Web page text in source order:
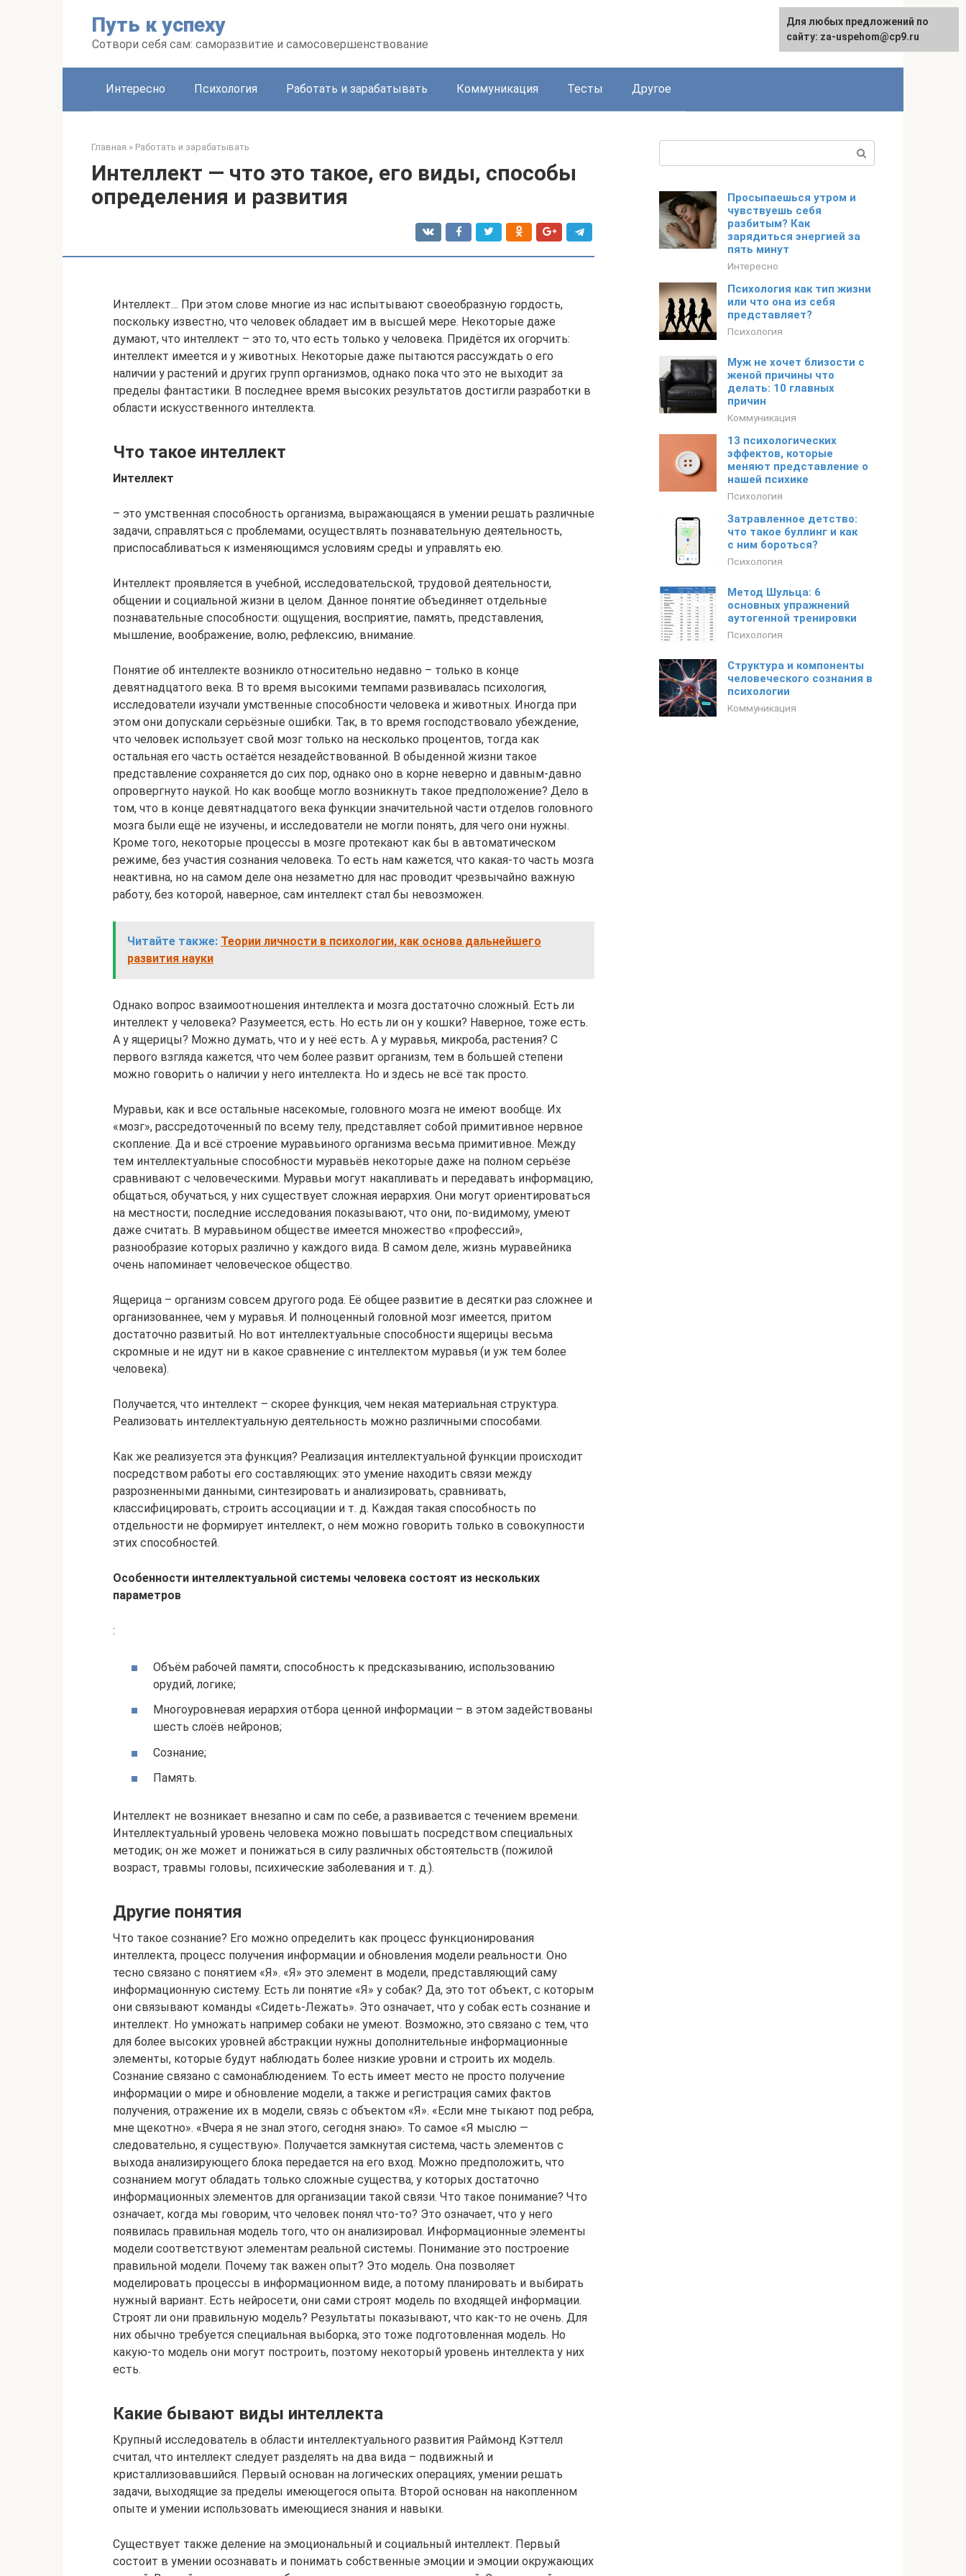
Путь к успеху
Сотвори себя сам: саморазвитие и самосовершенствование
English
Интересно Психология Работать и зарабатывать Коммуникация Тесты Другое
Главная » Работать и зарабатывать
Интеллект — что это такое, его виды, способы
определения и развития
Интеллект… При этом слове многие из нас испытывают своеобразную гордость,
поскольку известно, что человек обладает им в высшей мере. Некоторые даже
думают, что интеллект – это то, что есть только у человека. Придётся их огорчить:
интеллект имеется и у животных. Некоторые даже пытаются рассуждать о его
наличии у растений и других групп организмов, однако пока что это не выходит за
пределы фантастики. В последнее время высоких результатов достигли разработки в
области искусственного интеллекта.
Что такое интеллект
Интеллект
– это умственная способность организма, выражающаяся в умении решать различные
задачи, справляться с проблемами, осуществлять познавательную деятельность,
приспосабливаться к изменяющимся условиям среды и управлять ею.
Интеллект проявляется в учебной, исследовательской, трудовой деятельности,
общении и социальной жизни в целом. Данное понятие объединяет отдельные
познавательные способности: ощущения, восприятие, память, представления,
мышление, воображение, волю, рефлексию, внимание.
Понятие об интеллекте возникло относительно недавно – только в конце
девятнадцатого века. В то время высокими темпами развивалась психология,
исследователи изучали умственные способности человека и животных. Иногда при
этом они допускали серьёзные ошибки. Так, в то время господствовало убеждение,
что человек использует свой мозг только на несколько процентов, тогда как
остальная его часть остаётся незадействованной. В обыденной жизни такое
представление сохраняется до сих пор, однако оно в корне неверно и давным-давно
опровергнуто наукой. Но как вообще могло возникнуть такое предположение? Дело в
том, что в конце девятнадцатого века функции значительной части отделов головного
мозга были ещё не изучены, и исследователи не могли понять, для чего они нужны.
Кроме того, некоторые процессы в мозге протекают как бы в автоматическом
режиме, без участия сознания человека. То есть нам кажется, что какая-то часть мозга
неактивна, но на самом деле она незаметно для нас проводит чрезвычайно важную
работу, без которой, наверное, сам интеллект стал бы невозможен.
Читайте также: Теории личности в психологии, как основа дальнейшего
развития науки
Однако вопрос взаимоотношения интеллекта и мозга достаточно сложный. Есть ли
интеллект у человека? Разумеется, есть. Но есть ли он у кошки? Наверное, тоже есть.
А у ящерицы? Можно думать, что и у неё есть. А у муравья, микроба, растения? С
первого взгляда кажется, что чем более развит организм, тем в большей степени
можно говорить о наличии у него интеллекта. Но и здесь не всё так просто.
Муравьи, как и все остальные насекомые, головного мозга не имеют вообще. Их
«мозг», рассредоточенный по всему телу, представляет собой примитивное нервное
скопление. Да и всё строение муравьиного организма весьма примитивное. Между
тем интеллектуальные способности муравьёв некоторые даже на полном серьёзе
сравнивают с человеческими. Муравьи могут накапливать и передавать информацию,
общаться, обучаться, у них существует сложная иерархия. Они могут ориентироваться
на местности; последние исследования показывают, что они, по-видимому, умеют
даже считать. В муравьином обществе имеется множество «профессий»,
разнообразие которых различно у каждого вида. В самом деле, жизнь муравейника
очень напоминает человеческое общество.
Ящерица – организм совсем другого рода. Её общее развитие в десятки раз сложнее и
организованнее, чем у муравья. И полноценный головной мозг имеется, притом
достаточно развитый. Но вот интеллектуальные способности ящерицы весьма
скромные и не идут ни в какое сравнение с интеллектом муравья (и уж тем более
человека).
Получается, что интеллект – скорее функция, чем некая материальная структура.
Реализовать интеллектуальную деятельность можно различными способами.
Как же реализуется эта функция? Реализация интеллектуальной функции происходит
посредством работы его составляющих: это умение находить связи между
разрозненными данными, синтезировать и анализировать, сравнивать,
классифицировать, строить ассоциации и т. д. Каждая такая способность по
отдельности не формирует интеллект, о нём можно говорить только в совокупности
этих способностей.
Особенности интеллектуальной системы человека состоят из нескольких
параметров
:
Объём рабочей памяти, способность к предсказыванию, использованию
орудий, логике;
Многоуровневая иерархия отбора ценной информации – в этом задействованы
шесть слоёв нейронов;
Сознание;
Память.
Интеллект не возникает внезапно и сам по себе, а развивается с течением времени.
Интеллектуальный уровень человека можно повышать посредством специальных
методик; он же может и понижаться в силу различных обстоятельств (пожилой
возраст, травмы головы, психические заболевания и т. д.).
Другие понятия
Что такое сознание? Его можно определить как процесс функционирования
интеллекта, процесс получения информации и обновления модели реальности. Оно
тесно связано с понятием «Я». «Я» это элемент в модели, представляющий саму
информационную систему. Есть ли понятие «Я» у собак? Да, это тот объект, с которым
они связывают команды «Сидеть-Лежать». Это означает, что у собак есть сознание и
интеллект. Но умножать например собаки не умеют. Возможно, это связано с тем, что
для более высоких уровней абстракции нужны дополнительные информационные
элементы, которые будут наблюдать более низкие уровни и строить их модель.
Сознание связано с самонаблюдением. То есть имеет место не просто получение
информации о мире и обновление модели, а также и регистрация самих фактов
получения, отражение их в модели, связь с объектом «Я». «Если мне тыкают под ребра,
мне щекотно». «Вчера я не знал этого, сегодня знаю». То самое «Я мыслю —
следовательно, я существую». Получается замкнутая система, часть элементов с
выхода анализирующего блока передается на его вход. Можно предположить, что
сознанием могут обладать только сложные существа, у которых достаточно
информационных элементов для организации такой связи. Что такое понимание? Что
означает, когда мы говорим, что человек понял что-то? Это означает, что у него
появилась правильная модель того, что он анализировал. Информационные элементы
модели соответствуют элементам реальной системы. Понимание это построение
правильной модели. Почему так важен опыт? Это модель. Она позволяет
моделировать процессы в информационном виде, а потому планировать и выбирать
нужный вариант. Есть нейросети, они сами строят модель по входящей информации.
Строят ли они правильную модель? Результаты показывают, что как-то не очень. Для
них обычно требуется специальная выборка, это тоже подготовленная модель. Но
какую-то модель они могут построить, поэтому некоторый уровень интеллекта у них
есть.
Какие бывают виды интеллекта
Крупный исследователь в области интеллектуального развития Раймонд Кэттелл
считал, что интеллект следует разделять на два вида – подвижный и
кристаллизовавшийся. Первый основан на логических операциях, умении решать
задачи, выходящие за пределы имеющегося опыта. Второй основан на накопленном
опыте и умении использовать имеющиеся знания и навыки.
Существует также деление на эмоциональный и социальный интеллект. Первый
состоит в умении осознавать и понимать собственные эмоции и эмоции окружающих
Просыпаешься утром и
чувствуешь себя
разбитым? Как
зарядиться энергией за
пять минут
Интересно
Психология как тип жизни
или что она из себя
представляет?
Психология
Муж не хочет близости с
женой причины что
делать: 10 главных
причин
Коммуникация
13 психологических
эффектов, которые
меняют представление о
нашей психике
Психология
Затравленное детство:
что такое буллинг и как
с ним бороться?
Психология
Метод Шульца: 6
основных упражнений
аутогенной тренировки
Психология
Структура и компоненты
человеческого сознания в
психологии
Коммуникация
Для любых предложений по
сайту: za-uspehom@cp9.ru